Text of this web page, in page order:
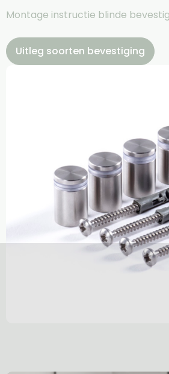
Montage instructie blinde
Uitleg soorten bevestiging